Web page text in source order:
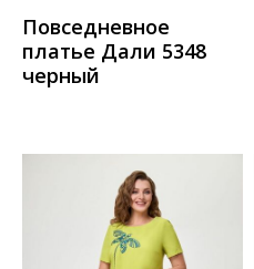
Повседневное
платье Дали 5348
черный